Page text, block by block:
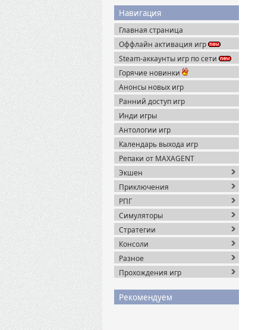
Steam-Rip
Навигация
Главная страница
Оффлайн активация игр
Steam-аккаунты игр по сети
Горячие новинки
Анонсы новых игр
Ранний доступ игр
Инди игры
Антологии игр
Календарь выхода игр
Репаки от MAXAGENT
Экшен
Приключения
РПГ
Симуляторы
Стратегии
Консоли
Разное
Прохождения игр
Рекомендуем